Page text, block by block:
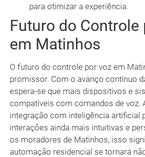
para otimizar a experiência.
Futuro do Controle
em Matinhos
O futuro do controle por voz em
promissor. Com o avanço contínuo
espera-se que mais dispositivos e
compatíveis com comandos de voz.
integração com inteligência artificial
interações ainda mais intuitivas e
os moradores de Matinhos, isso
automação residencial se tornará